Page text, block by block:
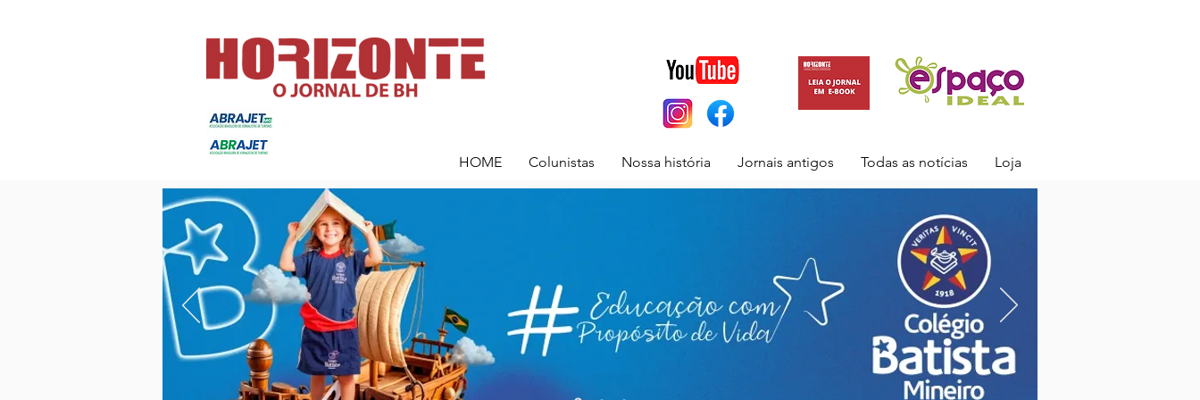
HOME Colunistas Nossa história Jornais antigos Todas as notícias Loja